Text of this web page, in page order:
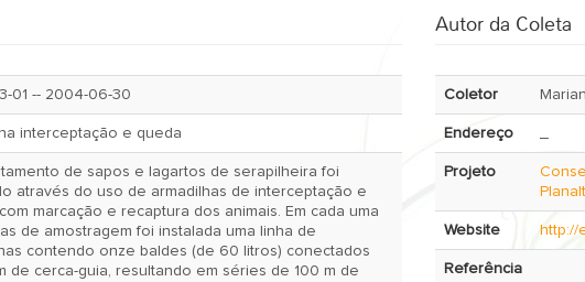
2000-03-01 -- 2004-06-30
interceptação e queda
de sapos e lagartos de serapilheira foi
através do uso de armadilhas de interceptação e
marcação e recaptura dos animais. Em cada uma
de amostragem foi instalada uma linha de
contendo onze baldes (de 60 litros) conectados
de cerca-guia, resultando em séries de 100 m de
Autor da Coleta
Coletor
Endereço
Projeto
Website http://
Referência